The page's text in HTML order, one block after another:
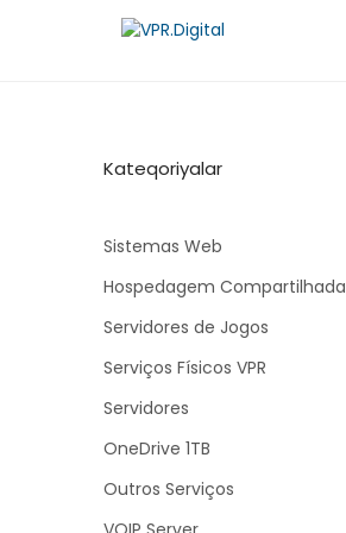
Kateqoriyalar
Sistemas Web
Hospedagem Compartilhada
Servidores de Jogos
Serviços Físicos VPR
Servidores
OneDrive 1TB
Outros Serviços